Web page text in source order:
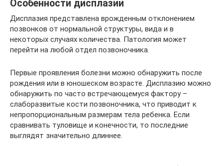
Особенности дисплазии
Дисплазия представлена врожденным отклонением
позвонков от нормальной структуры, вида и в
некоторых случаях количества. Патология может
перейти на любой отдел позвоночника.
Первые проявления болезни можно обнаружить после
рождения или в юношеском возрасте. Дисплазию можно
обнаружить по часто встречающемуся фактору –
слаборазвитые кости позвоночника, что приводит к
непропорциональным размерам тела ребенка. Если
сравнивать туловище и конечности, то последние
выглядят значительно длиннее.